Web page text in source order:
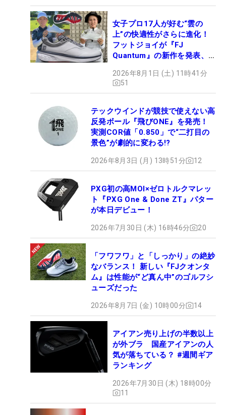
女子プロ17人が好む“雲の
上”の快適性がさらに進化！
フットジョイが『FJ
Quantum』の新作を発表、8
2026年8月1日 (土) 11時41分
51
テックウインドが競技で使えない高
反発ボール『飛びONE』を発売！
実測COR値「0.850」で“二打目の
景色”が劇的に変わる!?
2026年8月3日 (月) 13時51分 12
PXG初の高MOI×ゼロトルクマレッ
ト『PXG One & Done ZT』パター
が本日デビュー！
2026年7月30日 (木) 16時46分 20
「フワフワ」と「しっかり」の絶妙
なバランス！ 新しい『FJクオンタ
ム』は性能が“ど真ん中”のゴルフシ
ューズだった
2026年8月7日 (金) 10時00分 14
アイアン売り上げの半数以上
が外ブラ 国産アイアンの人
気が落ちている？ #週間ギア
ランキング
2026年7月30日 (木) 18時00分
11